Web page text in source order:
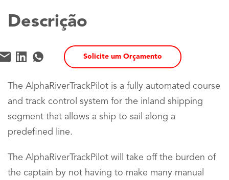
Descrição
Solicite um Orçamento
The AlphaRiverTrackPilot is a fully automated course
and track control system for the inland shipping
segment that allows a ship to sail along a
predefined line.
The AlphaRiverTrackPilot will take off the burden of
the captain by not having to make many manual